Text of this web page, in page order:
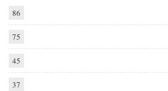
86
75
45
37